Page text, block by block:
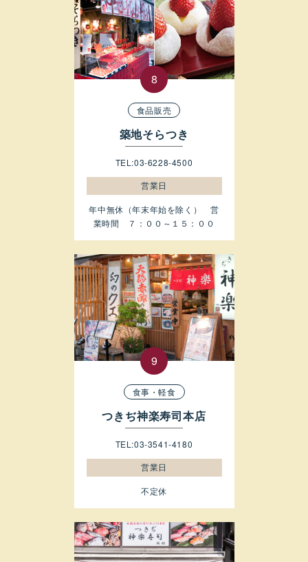
食品販売
築地そらつき
TEL:03-6228-4500
営業日
年中無休（年末年始を除く） 営
業時間 ７：００～１５：００
食事・軽食
つきぢ神楽寿司本店
TEL:03-3541-4180
営業日
不定休